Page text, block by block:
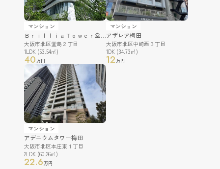
マンション
ＢｒｉｌｌｉａＴｏｗｅｒ堂島
大阪市北区堂島２丁目
1LDK (53.54㎡)
40万円
マンション
アザレア梅田
大阪市北区中崎西３丁目
1DK (34.73㎡)
12万円
マンション
アデニウムタワー梅田
大阪市北区本庄東１丁目
2LDK (60.26㎡)
22.6万円